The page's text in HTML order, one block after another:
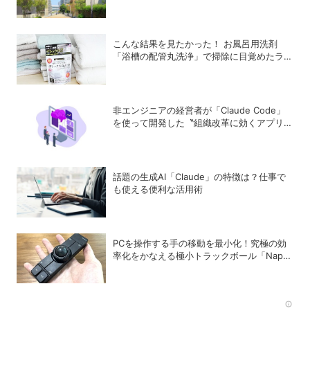
こんな結果を見たかった！ お風呂用洗剤
「浴槽の配管丸洗浄」で掃除に目覚めたライ
非エンジニアの経営者が「Claude Code」
を使って開発した〝組織改革に効くアプリ〟
話題の生成AI「Claude」の特徴は？仕事で
も使える便利な活用術
PCを操作する手の移動を最小化！究極の効
率化をかなえる極小トラックボール「Nape